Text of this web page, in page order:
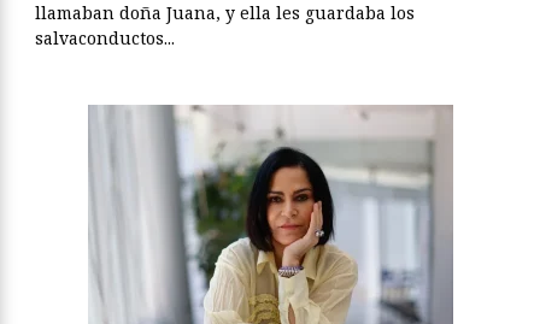
llamaban doña Juana, y ella les guardaba los
salvaconductos...